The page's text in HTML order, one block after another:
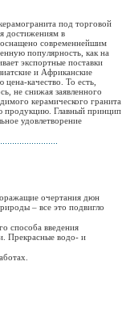
под торговой
достижениям в
современнейшим
популярность, как на
экспортные поставки
и Африканские
качество. То есть,
не снижая заявленного
керамического гранита
продукцию. Главный принцип
удовлетворение
очертания дюн
– все это подвигло
способа введения
Прекрасные водо- и